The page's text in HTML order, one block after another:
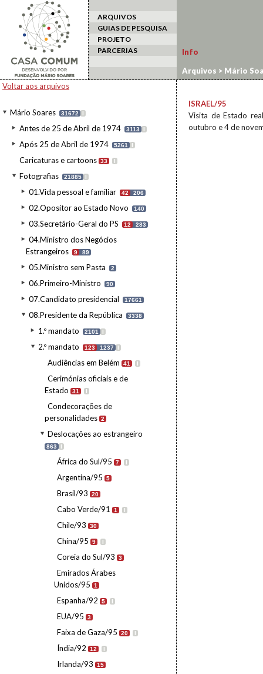
ARQUIVOS
GUIAS DE PESQUISA
PROJETO
PARCERIAS
Voltar aos arquivos
Mário Soares 31672 I
Antes de 25 de Abril de 1974 3113 I
Após 25 de Abril de 1974 5261 I
Caricaturas e cartoons 33 I
Fotografias 21885 I
01.Vida pessoal e familiar 42 206
02.Opositor ao Estado Novo 140
03.Secretário-Geral do PS 12 283
04.Ministro dos Negócios
Estrangeiros
9 89
05.Ministro sem Pasta 2
06.Primeiro-Ministro 90
07.Candidato presidencial 17661
08.Presidente da República 3338
1.º mandato 2101 I
2.º mandato 123 1237 I
Audiências em Belém 41 I
Cerimónias oficiais e de
Estado
31 I
Condecorações de
personalidades 2
Deslocações ao estrangeiro
863 I
África do Sul/95 7 I
Argentina/95 5
Brasil/93 20
Cabo Verde/91 1 I
Chile/93 30
China/95 9 I
Coreia do Sul/93 3
Emirados Árabes
Unidos/95
1
Espanha/92 5 I
EUA/95 3
Faixa de Gaza/95 20 I
Índia/92 12 I
Irlanda/93 15
Info
Arquivos > Mário
estrangeiro>Israel/
ISRAEL/95
Visita de Estado
outubro e 4 de